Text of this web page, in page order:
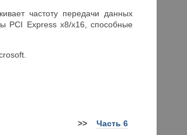
частоту передачи данных
PCI Express x8/x16, способные
>> Часть 6